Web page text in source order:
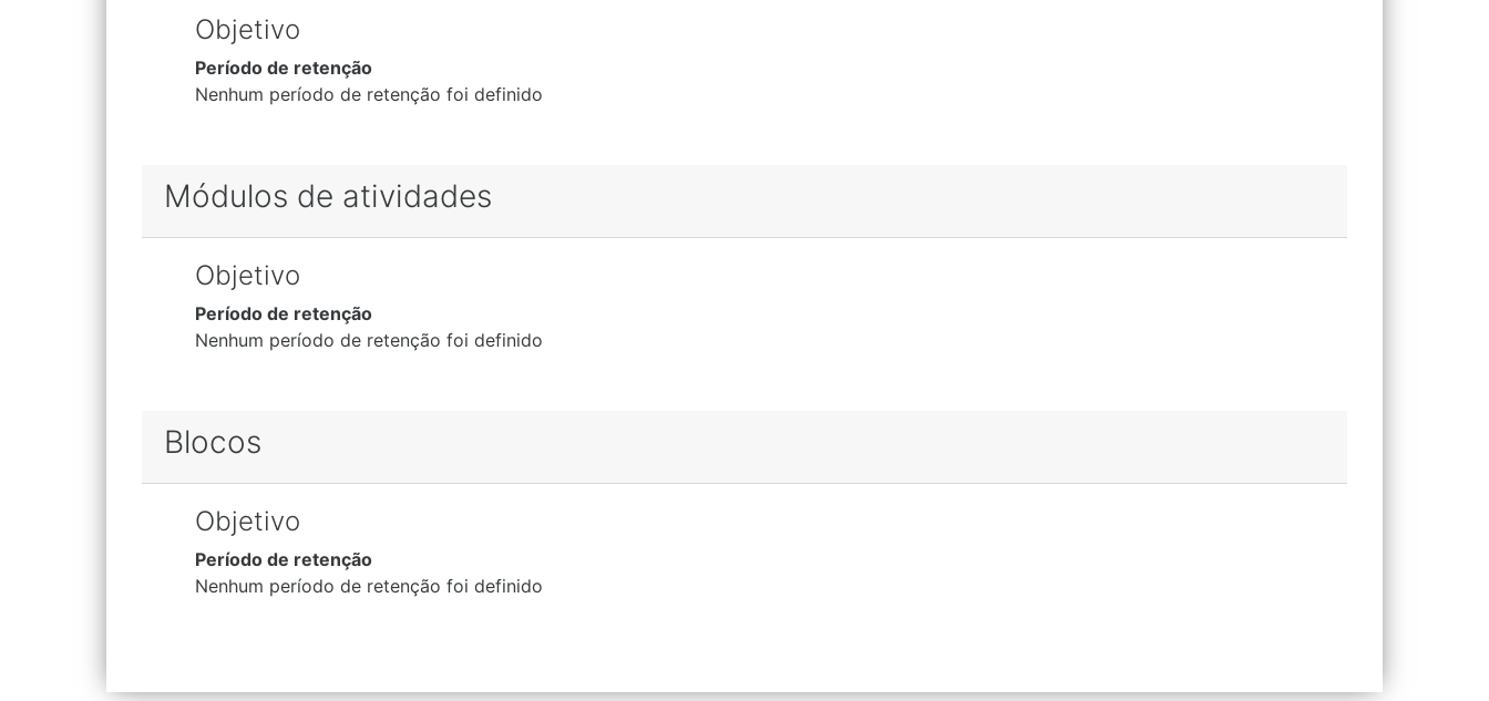
Objetivo
Período de retenção
Nenhum período de retenção foi definido
Módulos de atividades
Objetivo
Período de retenção
Nenhum período de retenção foi definido
Blocos
Objetivo
Período de retenção
Nenhum período de retenção foi definido